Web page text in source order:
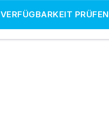
VERFÜGBARKEIT PRÜFEN